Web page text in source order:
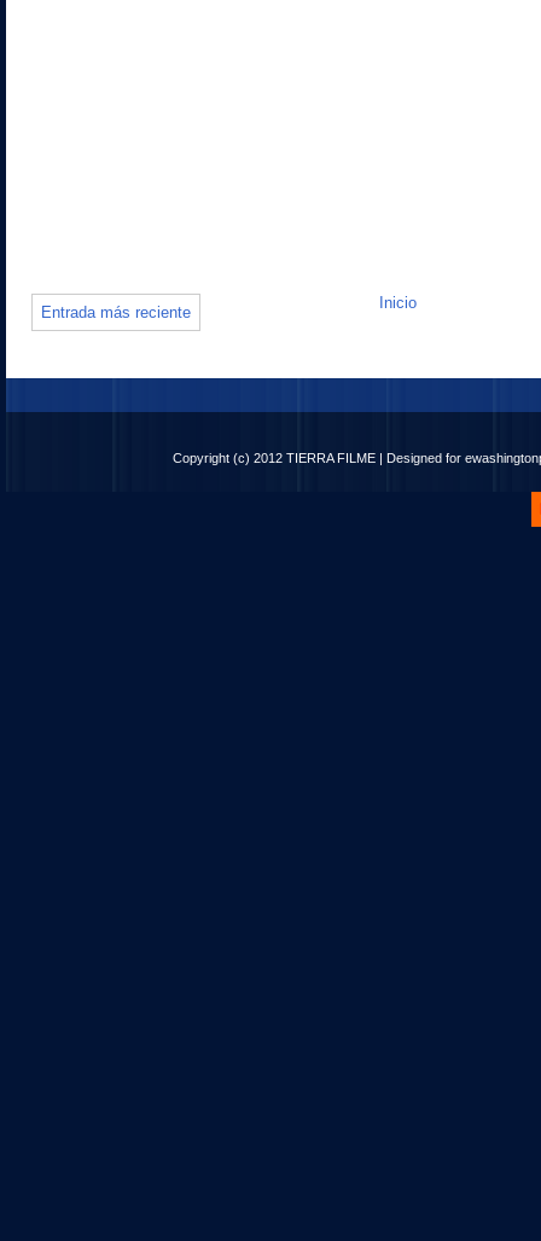
Entrada más reciente
Inicio
Copyright (c) 2012 TIERRA FILME | Designed for